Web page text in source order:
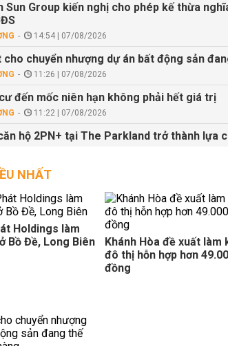
Sun Group kiến nghị cho phép kế thừa
14:54 | 07/08/2026
cho chuyển nhượng dự án bất động sản
11:26 | 07/08/2026
đến mốc niên hạn không phải hết giá trị
11:22 | 07/08/2026
hộ 2PN+ tại The Parkland trở thành lựa
chống ồn trên Vành đai 3 xuyên khu đô
28 khu đô thị nén dọc đường sắt TP HCM -
09:37 | 07/08/2026
Công viên Cầu Giấy sẽ là điểm bắn pháo
27 km đường gom hai bên cao tốc Châu
06:30 | 07/08/2026
NHẤT
Holdings làm
Bồ Đề, Long Biên
Khánh Hòa đề xuất làm
đô thị hỗn hợp hơn
đồng